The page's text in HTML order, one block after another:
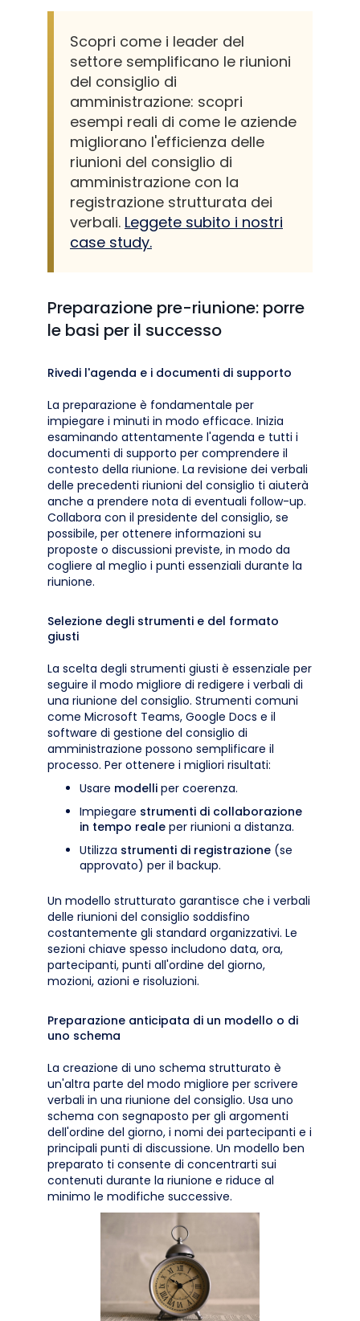
Scopri come i leader del
settore semplificano le riunioni
del consiglio di
amministrazione: scopri
esempi reali di come le aziende
migliorano l'efficienza delle
riunioni del consiglio di
amministrazione con la
registrazione strutturata dei
verbali. Leggete subito i nostri
case study.
Preparazione pre-riunione: porre
le basi per il successo
Rivedi l'agenda e i documenti di supporto
La preparazione è fondamentale per
impiegare i minuti in modo efficace. Inizia
esaminando attentamente l'agenda e tutti i
documenti di supporto per comprendere il
contesto della riunione. La revisione dei verbali
delle precedenti riunioni del consiglio ti aiuterà
anche a prendere nota di eventuali follow-up.
Collabora con il presidente del consiglio, se
possibile, per ottenere informazioni su
proposte o discussioni previste, in modo da
cogliere al meglio i punti essenziali durante la
riunione.
Selezione degli strumenti e del formato
giusti
La scelta degli strumenti giusti è essenziale per
seguire il modo migliore di redigere i verbali di
una riunione del consiglio. Strumenti comuni
come Microsoft Teams, Google Docs e il
software di gestione del consiglio di
amministrazione possono semplificare il
processo. Per ottenere i migliori risultati:
Usare modelli per coerenza.
Impiegare strumenti di collaborazione
in tempo reale per riunioni a distanza.
Utilizza strumenti di registrazione (se
approvato) per il backup.
Un modello strutturato garantisce che i verbali
delle riunioni del consiglio soddisfino
costantemente gli standard organizzativi. Le
sezioni chiave spesso includono data, ora,
partecipanti, punti all'ordine del giorno,
mozioni, azioni e risoluzioni.
Preparazione anticipata di un modello o di
uno schema
La creazione di uno schema strutturato è
un'altra parte del modo migliore per scrivere
verbali in una riunione del consiglio. Usa uno
schema con segnaposto per gli argomenti
dell'ordine del giorno, i nomi dei partecipanti e i
principali punti di discussione. Un modello ben
preparato ti consente di concentrarti sui
contenuti durante la riunione e riduce al
minimo le modifiche successive.